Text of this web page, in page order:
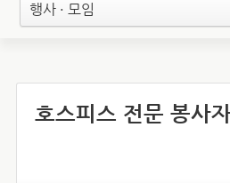
행사 · 모임
호스피스 전문 봉사